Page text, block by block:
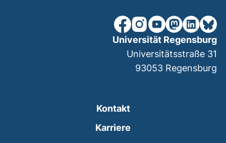
unsere Facebook-Seite
unsere Instagram-
unsere YouTube-
unsereunsere
Kontakt
Karriere
Universität Regensburg
Universitätsstraße 31
93053 Regensburg